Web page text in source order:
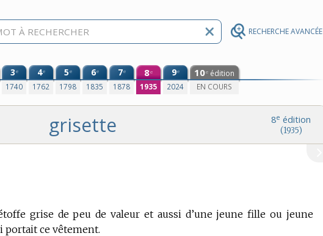
RECHERCHE AVANCÉE
3e
1740
4e
1762
5e
1798
6e
1835
7e
1878
8e
1935
9e
2024
10e édition
EN COURS
8e édition
(1935)
grisette
grise de peu de valeur et aussi d’une jeune fille ou jeune
portait ce vêtement.